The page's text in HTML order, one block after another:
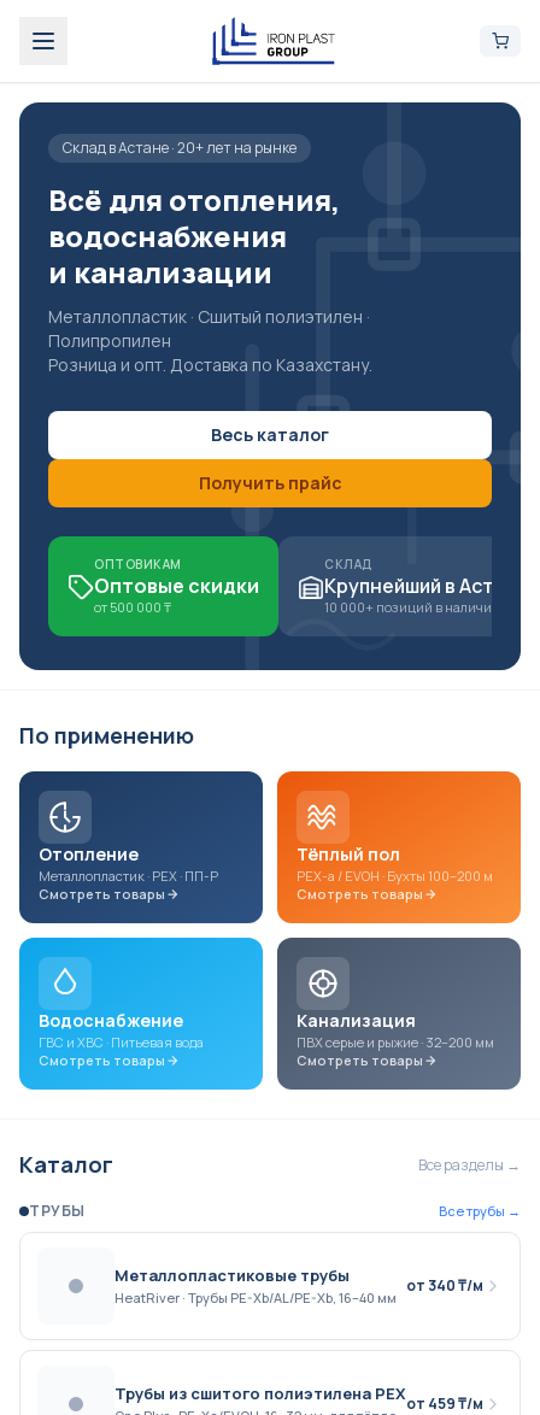
Складв Астане· 20+ лет на рынке
Всё для отопления,
водоснабжения
и канализации
Металлопластик · Сшитый полиэтилен ·
Полипропилен
Розница и опт. Доставка по Казахстану.
Весь каталог
Получить прайс
ОПТОВИКАМ
Оптовые скидки
от 500 000 ₸
СКЛАД
Крупнейший в Астане
10 000+ позиций в наличии
По применению
Отопление
Металлопластик · PEX · ПП-Р
Смотреть товары
Тёплый пол
PEX-a / EVOH · Бухты 100–200 м
Смотреть товары
Водоснабжение
ГВС и ХВС · Питьевая вода
Смотреть товары
Канализация
ПВХ серые и рыжие · 32–200 мм
Смотреть товары
Каталог Все разделы →
ТРУБЫ Всетрубы →
Металлопластиковые трубы
HeatRiver · Трубы PE-Xb/AL/PE-Xb, 16–40 мм
от 340 ₸/м
Трубы из сшитого полиэтилена PEXот 459 ₸/м